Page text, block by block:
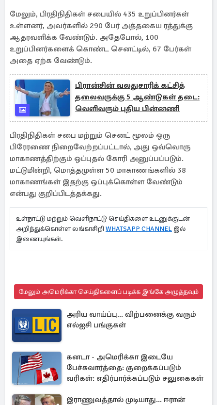
மேலும், பிரதிநிதிகள் சபையில் 435 உறுப்பினர்கள்
உள்ளனர், அவர்களில் 290 பேர் அத்தகைய ரத்துக்கு
ஆதரவளிக்க வேண்டும். அதேபோல், 100
உறுப்பினர்களைக் கொண்ட செனட்டில், 67 பேர்கள்
அதை ஏற்க வேண்டும்.
பிரான்சின் வலதுசாரிக் கட்சித்
தலைவருக்கு 5 ஆண்டுகள் தடை:
வெளிவரும் புதிய பின்னணி
பிரதிநிதிகள் சபை மற்றும் செனட் மூலம் ஒரு
பிரேரணை நிறைவேற்றப்பட்டால், அது ஒவ்வொரு
மாகாணத்திற்கும் ஒப்புதல் கோரி அனுப்பப்படும்.
மட்டுமின்றி, மொத்தமுள்ள 50 மாகாணங்களில் 38
மாகாணங்கள் இதற்கு ஒப்புக்கொள்ள வேண்டும்
என்பது குறிப்பிடத்தக்கது.
உள்நாட்டு மற்றும் வெளிநாட்டு செய்திகளை உடனுக்குடன்
அறிந்துக்கொள்ள லங்காசிறி WHATSAPP CHANNEL இல்
இணையுங்கள்.
மேலும் அமெரிக்கா செய்திகளைப் படிக்க இங்கே அழுத்தவும்
அரிய வாய்ப்பு... விற்பனைக்கு வரும்
எல்ஐசி பங்குகள்
கனடா - அமெரிக்கா இடையே
பேச்சுவார்த்தை: குறைக்கப்படும்
வரிகள்: எதிர்பார்க்கப்படும் சலுகைகள்
இராணுவத்தால் முடியாது... ஈரான்